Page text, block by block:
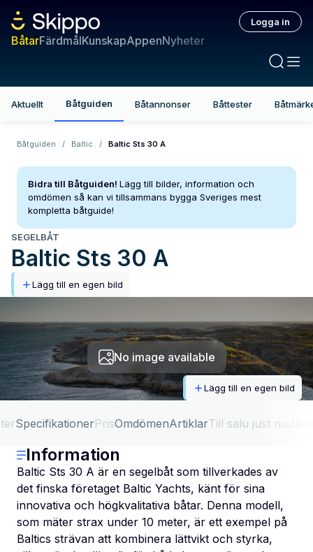
BåtarFärdmålKunskapAppenNyheter
Logga in
Aktuellt Båtguiden Båtannonser Båttester
Båtguiden / Baltic / Baltic Sts 30 A
Bidra till Båtguiden! Lägg till bilder, information och
omdömen så kan vi tillsammans bygga Sveriges mest
kompletta båtguide!
SEGELBÅT
Baltic Sts 30 A
Lägg till en egen bild
No image available
Lägg till en egen bild
SpecifikationerPrisOmdömenArtiklarTill salu just nu
Information
Baltic Sts 30 A är en segelbåt som tillverkades av
det finska företaget Baltic Yachts, känt för sina
innovativa och högkvalitativa båtar. Denna modell,
som mäter strax under 10 meter, är ett exempel på
Baltics strävan att kombinera lättvikt och styrka,